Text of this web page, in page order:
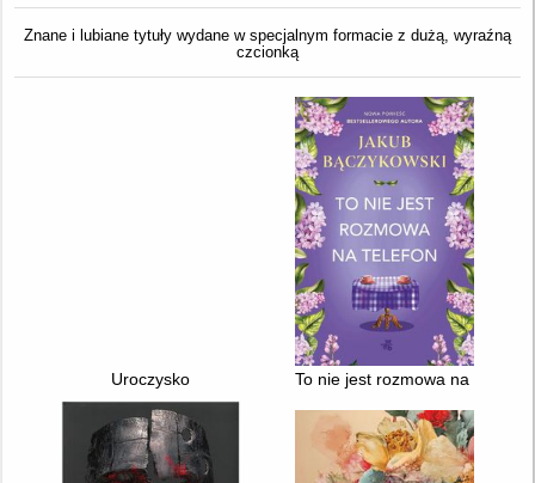
Znane i lubiane tytuły wydane w specjalnym formacie z dużą, wyraźną
czcionką
Uroczysko To nie jest rozmowa na telefon